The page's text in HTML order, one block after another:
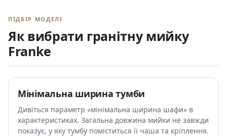
ПІДБІР МОДЕЛІ
Як вибрати гранітну мийку
Franke
Мінімальна ширина тумби
Дивіться параметр «мінімальна ширина шафи» в
характеристиках. Загальна довжина мийки не завжди
показує, у яку тумбу поміститься її чаша та кріплення.